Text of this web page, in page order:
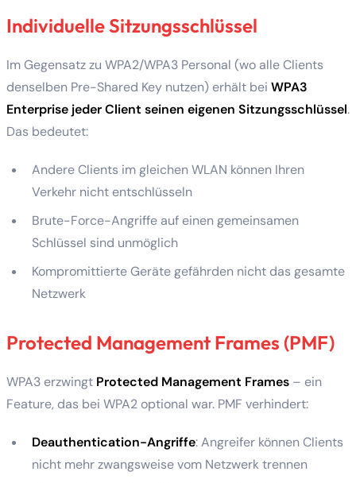
Individuelle Sitzungsschlüssel
Im Gegensatz zu WPA2/WPA3 Personal (wo alle Clients
denselben Pre-Shared Key nutzen) erhält bei WPA3
Enterprise jeder Client seinen eigenen Sitzungsschlüssel.
Das bedeutet:
Andere Clients im gleichen WLAN können Ihren
Verkehr nicht entschlüsseln
Brute-Force-Angriffe auf einen gemeinsamen
Schlüssel sind unmöglich
Kompromittierte Geräte gefährden nicht das gesamte
Netzwerk
Protected Management Frames (PMF)
WPA3 erzwingt Protected Management Frames – ein
Feature, das bei WPA2 optional war. PMF verhindert:
Deauthentication-Angriffe: Angreifer können Clients
nicht mehr zwangsweise vom Netzwerk trennen